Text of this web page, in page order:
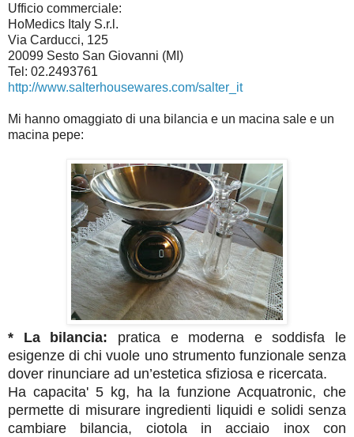
Ufficio commerciale:
HoMedics Italy S.r.l.
Via Carducci, 125
20099 Sesto San Giovanni (MI)
Tel: 02.2493761
http://www.salterhousewares.com/salter_it
Mi hanno omaggiato di una bilancia e un macina sale e un
macina pepe:
* La bilancia: pratica e moderna e soddisfa le
esigenze di chi vuole uno strumento funzionale senza
dover rinunciare ad un’estetica sfiziosa e ricercata.
Ha capacita' 5 kg, ha la funzione Acquatronic, che
permette di misurare ingredienti liquidi e solidi senza
cambiare bilancia, ciotola in acciaio inox con